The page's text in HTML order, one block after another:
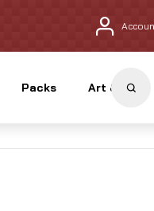
Packs Art & Déco